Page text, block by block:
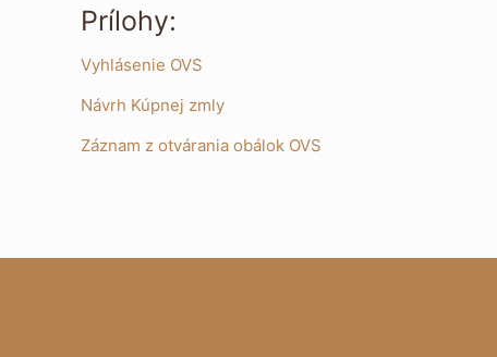
Prílohy:
Vyhlásenie OVS
Návrh Kúpnej zmly
Záznam z otvárania obálok OVS